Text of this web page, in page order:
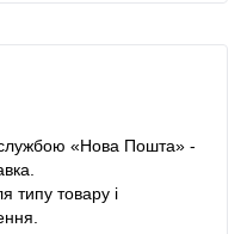
«Нова Пошта» -
типу товару і